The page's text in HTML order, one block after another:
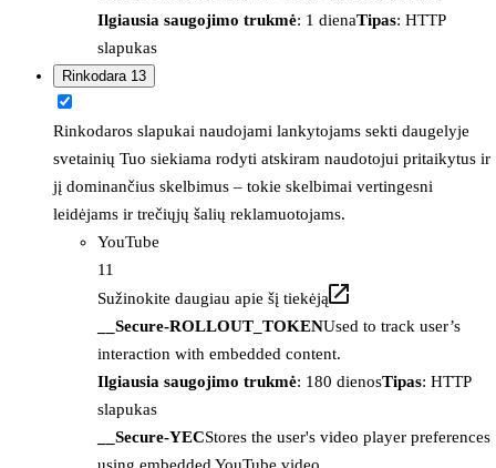
Ilgiausia saugojimo trukmė: 1 dienaTipas: HTTP
slapukas
Rinkodara 13
Rinkodaros slapukai naudojami lankytojams sekti daugelyje
svetainių Tuo siekiama rodyti atskiram naudotojui pritaikytus ir
jį dominančius skelbimus – tokie skelbimai vertingesni
leidėjams ir trečiųjų šalių reklamuotojams.
YouTube
11
Sužinokite daugiau apie šį tiekėją
__Secure-ROLLOUT_TOKENUsed to track user’s
interaction with embedded content.
Ilgiausia saugojimo trukmė: 180 dienosTipas: HTTP
slapukas
__Secure-YECStores the user's video player preferences
using embedded YouTube video